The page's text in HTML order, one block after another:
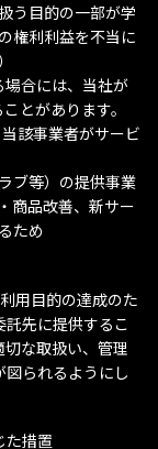
う目的の一部が学
権利利益を不当に
場合には、当社が
とがあります。
該事業者がサービ
ブ等）の提供事業
商品改善、新サー
ため
用目的の達成のた
先に提供するこ
な取扱い、管理
られるようにし
た措置